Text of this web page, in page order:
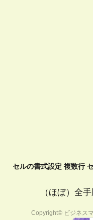
セルの書式設定 複数行
（ほぼ）全
Copyright© ビジネス